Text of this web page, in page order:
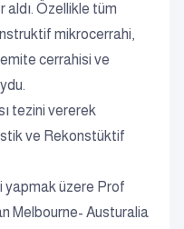
aldı. Özellikle tüm
mikrocerrahi,
cerrahisi ve
tezini vererek
ve Rekonstüktif
yapmak üzere Prof
Melbourne- Austuralia